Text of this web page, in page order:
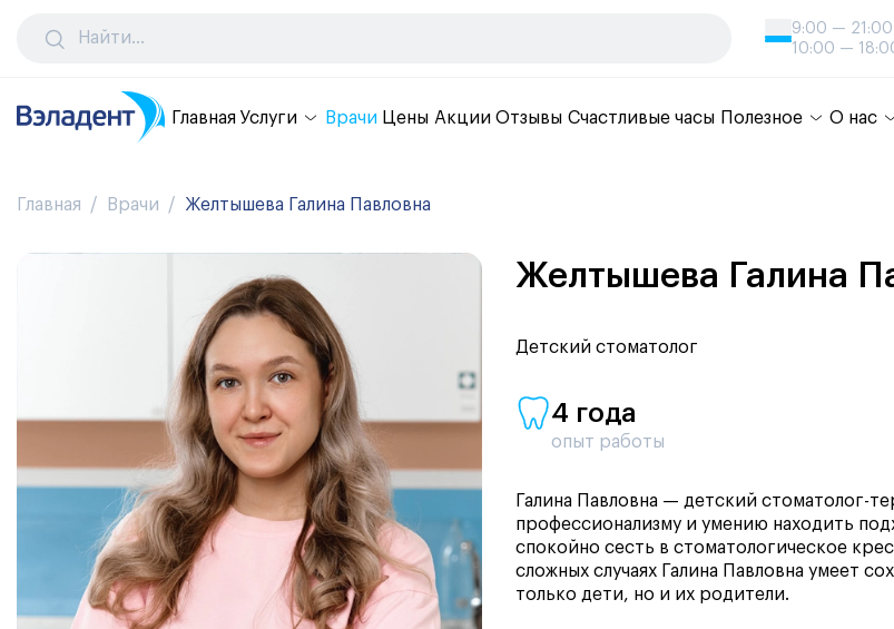
9:00 — 21:00
10:00 —
Главная Услуги Врачи Цены Акции Отзывы Счастливые часы Полезное О нас
Главная Врачи Желтышева Галина Павловна
Желтышева Галина
Детский стоматолог
4 года
опыт работы
Галина Павловна — детский стоматолог-
профессионализму и умению находить
спокойно сесть в стоматологическое
сложных случаях Галина Павловна умеет
только дети, но и их родители.